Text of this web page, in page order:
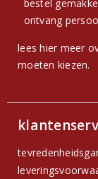
bestel
ontvang
lees hier meer
moeten kiezen.